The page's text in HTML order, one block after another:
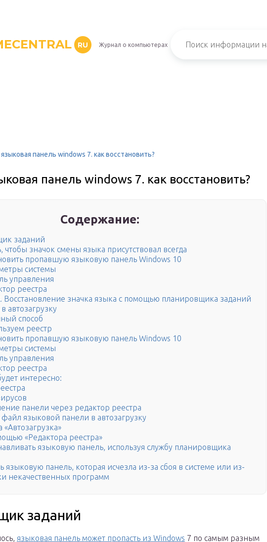
RU Журнал о компьютерах
панель windows 7. как восстановить?
панель windows 7. как восстановить?
Содержание:
заданий
чтобы значок смены языка присутствовал всегда
пропавшую языковую панель Windows 10
системы
управления
реестра
значка языка с помощью планировщика заданий
автозагрузку
способ
реестр
пропавшую языковую панель Windows 10
системы
управления
реестра
интересно:
панели через редактор реестра
языковой панели в автозагрузку
«Автозагрузка»
«Редактора реестра»
языковую панель, используя службу планировщика
языковую панель, которая исчезла из-за сбоя в системе или из-
некачественных программ
заданий
языковая панель может пропасть из Windows 7 по самым разным